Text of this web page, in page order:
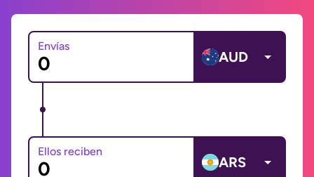
Envías
AUD
Ellos reciben
ARS